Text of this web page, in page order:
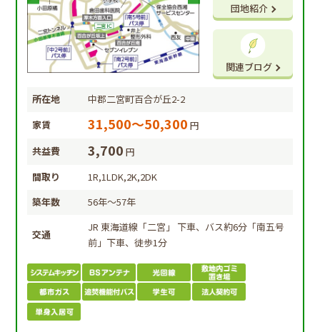
団地紹介
関連ブログ
所在地
中郡二宮町百合が丘2-2
家賃
31,500～50,300 円
共益費
3,700 円
間取り
1R,1LDK,2K,2DK
築年数
56年～57年
交通
JR 東海道線「二宮」 下車、バス約6分「南五号
前」下車、徒歩1分